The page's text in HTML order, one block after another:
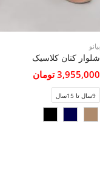
پیانو
شلوار کتان کلاسیک
3,955,000 تومان
9سال تا 15سال